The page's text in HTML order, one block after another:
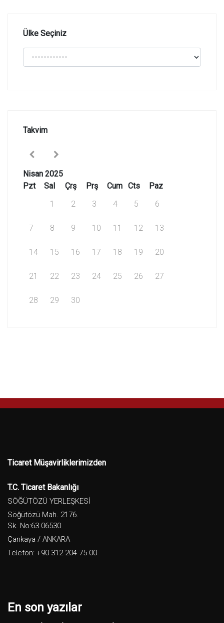
Ülke Seçiniz
Takvim
Nisan 2025
Pzt
Sal Çrş Prş Cum Cts
Paz
1
2 3 4 5 6
7 8 9 10 11 12 13
14 15 16 17 18 19 20
21 22 23 24 25 26 27
28 29 30
Ticaret Müşavirliklerimizden
T.C. Ticaret Bakanlığı
SÖĞÜTÖZÜ YERLEŞKESİ
Söğütözü Mah. 2176.
Sk. No:63 06530
Çankaya / ANKARA
Telefon: +90 312 204 75 00
En son yazılar